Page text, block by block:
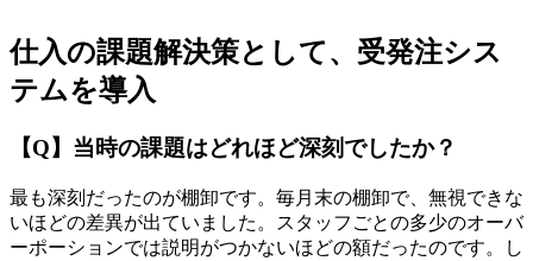
仕入の課題解決策として、受発注シス
テムを導入
【Q】当時の課題はどれほど深刻でしたか？
最も深刻だったのが棚卸です。毎月末の棚卸で、無視できな
いほどの差異が出ていました。スタッフごとの多少のオーバ
ーポーションでは説明がつかないほどの額だったのです。し